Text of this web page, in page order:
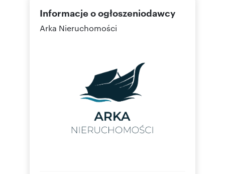
Informacje o ogłoszeniodawcy
Arka Nieruchomości